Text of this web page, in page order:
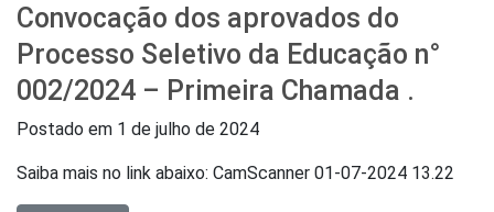
Convocação dos aprovados do
Processo Seletivo da Educação n°
002/2024 – Primeira Chamada .
Postado em 1 de julho de 2024
Saiba mais no link abaixo: CamScanner 01-07-2024 13.22